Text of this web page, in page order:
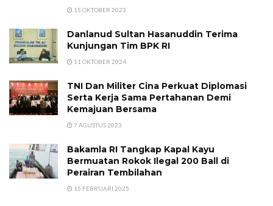
15 OKTOBER 2023
Danlanud Sultan Hasanuddin Terima
Kunjungan Tim BPK RI
11 OKTOBER 2024
TNI Dan Militer Cina Perkuat Diplomasi
Serta Kerja Sama Pertahanan Demi
Kemajuan Bersama
7 AGUSTUS 2023
Bakamla RI Tangkap Kapal Kayu
Bermuatan Rokok Ilegal 200 Ball di
Perairan Tembilahan
15 FEBRUARI 2025